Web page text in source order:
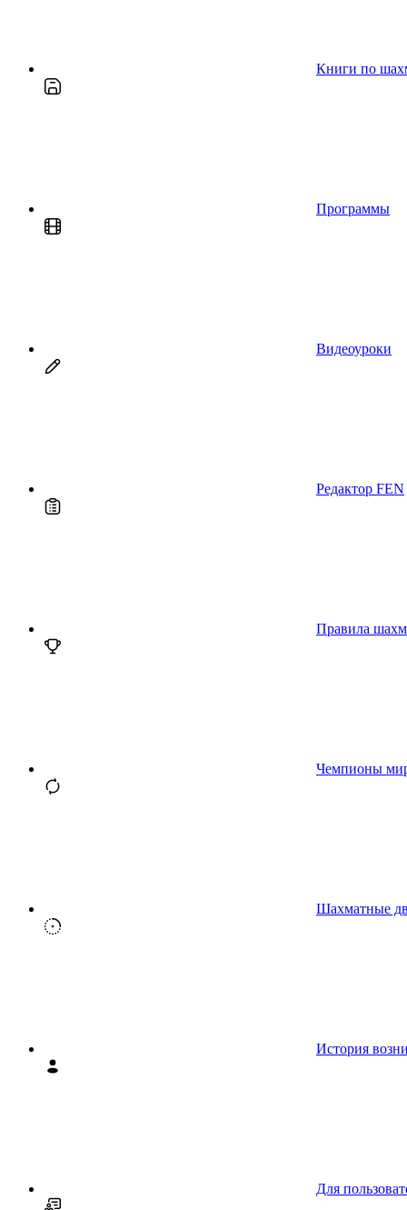
Книги по
Программы
Видеоуроки
Редактор FEN
Правила
Чемпионы
Шахматные
История
Для